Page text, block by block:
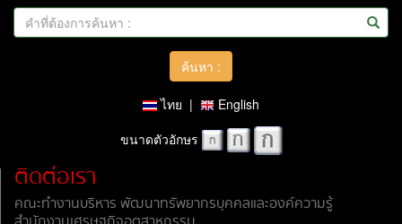
ไทย |
English
ขนาดตัวอักษร
ติดต่อเรา
คณะทำงานบริหาร พัฒนาทรัพยากรบุคคลและองค์ความรู้